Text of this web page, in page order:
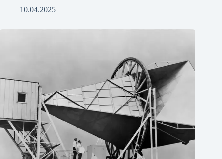
10.04.2025